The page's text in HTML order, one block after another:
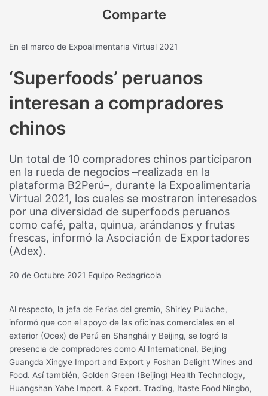
Comparte
En el marco de Expoalimentaria Virtual 2021
‘Superfoods’ peruanos
interesan a compradores
chinos
Un total de 10 compradores chinos participaron
en la rueda de negocios –realizada en la
plataforma B2Perú–, durante la Expoalimentaria
Virtual 2021, los cuales se mostraron interesados
por una diversidad de superfoods peruanos
como café, palta, quinua, arándanos y frutas
frescas, informó la Asociación de Exportadores
(Adex).
20 de Octubre 2021 Equipo Redagrícola
Al respecto, la jefa de Ferias del gremio, Shirley Pulache,
informó que con el apoyo de las oficinas comerciales en el
exterior (Ocex) de Perú en Shanghái y Beijing, se logró la
presencia de compradores como Al International, Beijing
Guangda Xingye Import and Export y Foshan Delight Wines and
Food. Así también, Golden Green (Beijing) Health Technology,
Huangshan Yahe Import. & Export. Trading, Itaste Food Ningbo,